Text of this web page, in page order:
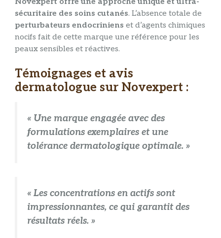
sécuritaire des soins cutanés. L’absence totale de
perturbateurs endocriniens et d’agents chimiques
nocifs fait de cette marque une référence pour les
peaux sensibles et réactives.
Témoignages et avis
dermatologue sur Novexpert :
« Une marque engagée avec des
formulations exemplaires et une
tolérance dermatologique optimale. »
« Les concentrations en actifs sont
impressionnantes, ce qui garantit des
résultats réels. »